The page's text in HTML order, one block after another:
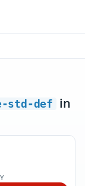
std-def
in